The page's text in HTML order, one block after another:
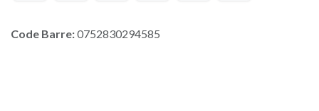
Code Barre:0752830294585